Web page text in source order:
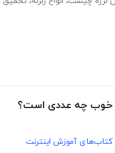
کتاب‌های آموزش اینترنت